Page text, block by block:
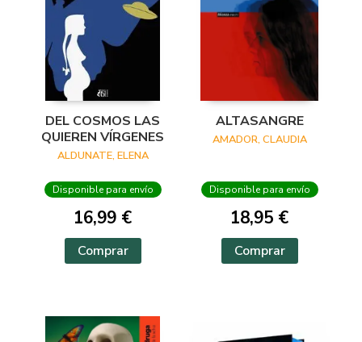
DEL COSMOS LAS
QUIEREN VÍRGENES
ALDUNATE, ELENA
Disponible para envío
16,99 €
Comprar
ALTASANGRE
AMADOR, CLAUDIA
Disponible para envío
18,95 €
Comprar